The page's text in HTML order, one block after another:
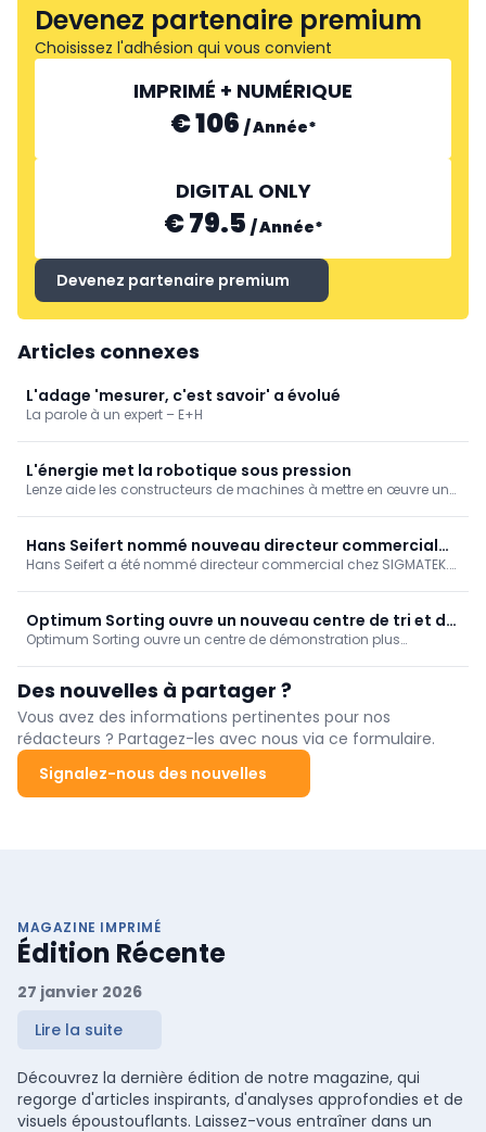
Devenez partenaire premium
Choisissez l'adhésion qui vous convient
IMPRIMÉ + NUMÉRIQUE
€ 106 /Année*
DIGITAL ONLY
€ 79.5 /Année*
Devenez partenaire premium
Articles connexes
L'adage 'mesurer, c'est savoir' a évolué
La parole à un expert – E+H
L'énergie met la robotique sous pression
Lenze aide les constructeurs de machines à mettre en œuvre une
de charge et une automatisation efficace garantissent une
construction de machines évolutive et parée pour l'avenir.
Hans Seifert nommé nouveau directeur commercial
chez SIGMATEK
Hans Seifert a été nommé directeur commercial chez SIGMATEK.
croissance durable de ce spécialiste de l'automatisation.
Optimum Sorting ouvre un nouveau centre de tri et de
démonstration à Sacramento
Optimum Sorting ouvre un centre de démonstration plus
se concentrant sur les fruits à coque, mais aussi sur les fruits et
légumes. Cette expansion renforce la position de l'entreprise en
Californie et aux États-Unis.
Des nouvelles à partager ?
Vous avez des informations pertinentes pour nos
rédacteurs ? Partagez-les avec nous via ce formulaire.
Signalez-nous des nouvelles
MAGAZINE IMPRIMÉ
Édition Récente
27 janvier 2026
Lire la suite
Découvrez la dernière édition de notre magazine, qui
regorge d'articles inspirants, d'analyses approfondies et de
visuels époustouflants. Laissez-vous entraîner dans un